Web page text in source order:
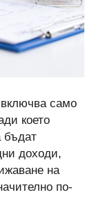
включва само
което
бъдат
доходи,
на
по-